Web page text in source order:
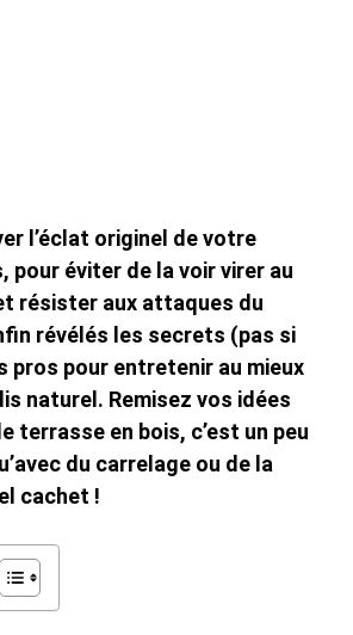
l’éclat originel de votre
pour éviter de la voir virer au
résister aux attaques du
révélés les secrets (pas si
pros pour entretenir au mieux
naturel. Remisez vos idées
terrasse en bois, c’est un peu
du carrelage ou de la
cachet !